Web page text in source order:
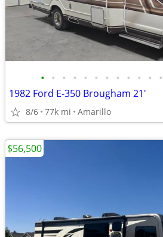
• • • • • • • • • • • •
1982 Ford E-350 Brougham 21'
8/6 77k mi Amarillo
$56,500